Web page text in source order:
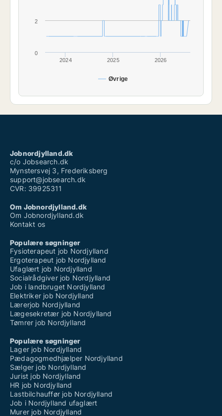
Øvrige
2024 2025 2026
0
2
Jobnordjylland.dk
c/o Jobsearch.dk
Mynstersvej 3, Frederiksberg
support@jobsearch.dk
CVR: 39925311
Om Jobnordjylland.dk
Om Jobnordjylland.dk
Kontakt os
Populære søgninger
Fysioterapeut job Nordjylland
Ergoterapeut job Nordjylland
Ufaglært job Nordjylland
Socialrådgiver job Nordjylland
Job i landbruget Nordjylland
Elektriker job Nordjylland
Lærerjob Nordjylland
Lægesekretær job Nordjylland
Tømrer job Nordjylland
Populære søgninger
Lager job Nordjylland
Pædagogmedhjælper Nordjylland
Sælger job Nordjylland
Jurist job Nordjylland
HR job Nordjylland
Lastbilchauffør job Nordjylland
Job i Nordjylland ufaglært
Murer job Nordjylland